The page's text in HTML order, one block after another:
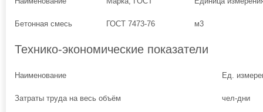
Бетонная смесь ГОСТ 7473-76 м3
Технико-экономические показатели
Наименование Ед.
Затраты труда на весь объём чел-дни